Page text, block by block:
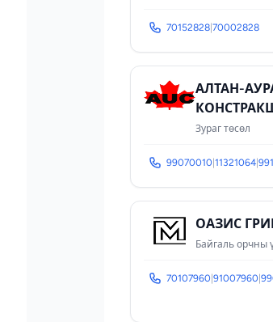
70152828 70002828
АЛТАН-
Зураг төсөл
99070010 11321064
ОАЗИС
Байгаль орчны
70107960 91007960